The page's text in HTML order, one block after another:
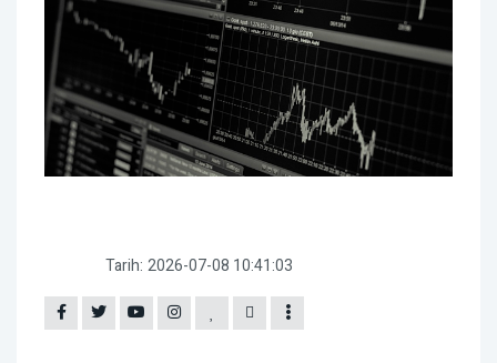
Tarih: 2026-07-08 10:41:03